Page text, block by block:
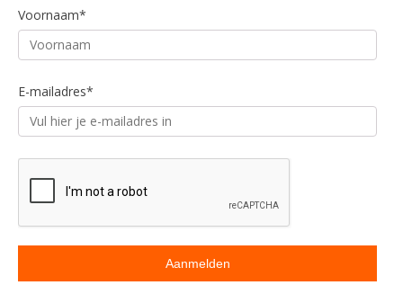
Voornaam*
E-mailadres*